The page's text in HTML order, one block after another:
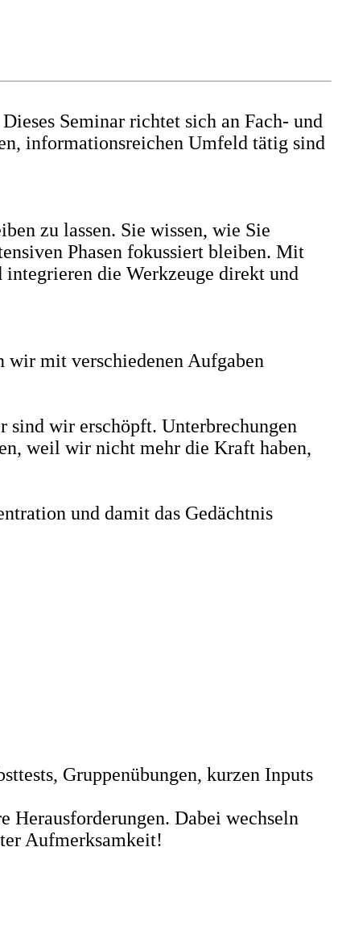
Seminar richtet sich an Fach- und
informationsreichen Umfeld tätig sind
zu lassen. Sie wissen, wie Sie
Phasen fokussiert bleiben. Mit
die Werkzeuge direkt und
wir mit verschiedenen Aufgaben
sind wir erschöpft. Unterbrechungen
weil wir nicht mehr die Kraft haben,
und damit das Gedächtnis
Gruppenübungen, kurzen Inputs
Herausforderungen. Dabei wechseln
Aufmerksamkeit!